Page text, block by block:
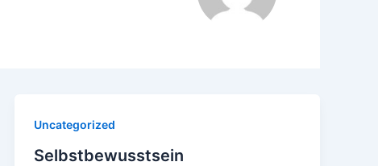
Uncategorized
Selbstbewusstsein